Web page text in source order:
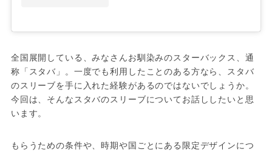
全国展開している、みなさんお馴染みのスターバックス、通
称「スタバ」。一度でも利用したことのある方なら、スタバ
のスリーブを手に入れた経験があるのではないでしょうか。
今回は、そんなスタバのスリーブについてお話ししたいと思
います。
もらうための条件や、時期や国ごとにある限定デザインにつ